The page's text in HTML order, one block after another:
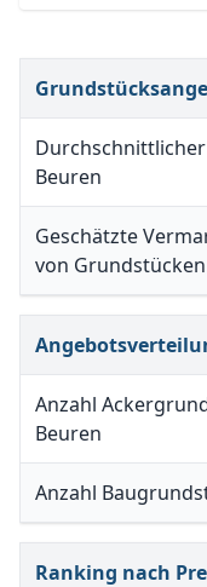
Beuren
Geschätzte
von Grundstücken
Anzahl
Beuren
Anzahl
Ranking nach